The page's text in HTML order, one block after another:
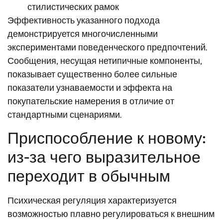
стилистических рамок
Эффективность указанного подхода
демонстрируется многочисленными
экспериментами поведенческого предпочтений.
Сообщения, несущая нетипичные компоненты,
показывает существенно более сильные
показатели узнаваемости и эффекта на
покупательские намерения в отличие от
стандартными сценариями.
Приспособление к новому:
из-за чего выразительное
переходит в обычным
Психическая регуляция характеризуется
возможностью плавно регулироваться к внешним